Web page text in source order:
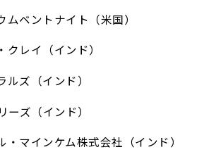
ムベントナイト（米国）
レイ（インド）
ズ（インド）
ーズ（インド）
・マインケム株式会社（インド）